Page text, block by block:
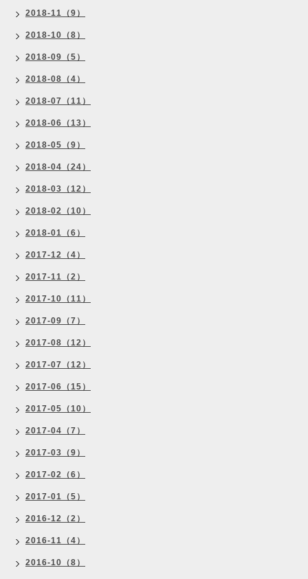
2018-11（9）
2018-10（8）
2018-09（5）
2018-08（4）
2018-07（11）
2018-06（13）
2018-05（9）
2018-04（24）
2018-03（12）
2018-02（10）
2018-01（6）
2017-12（4）
2017-11（2）
2017-10（11）
2017-09（7）
2017-08（12）
2017-07（12）
2017-06（15）
2017-05（10）
2017-04（7）
2017-03（9）
2017-02（6）
2017-01（5）
2016-12（2）
2016-11（4）
2016-10（8）